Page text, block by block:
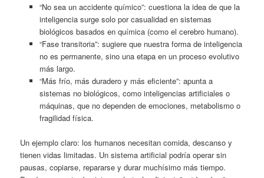
“No sea un accidente químico”: cuestiona la idea de que la
inteligencia surge solo por casualidad en sistemas
biológicos basados en química (como el cerebro humano).
“Fase transitoria”: sugiere que nuestra forma de inteligencia
no es permanente, sino una etapa en un proceso evolutivo
más largo.
“Más frío, más duradero y más eficiente”: apunta a
sistemas no biológicos, como inteligencias artificiales o
máquinas, que no dependen de emociones, metabolismo o
fragilidad física.
Un ejemplo claro: los humanos necesitan comida, descanso y
tienen vidas limitadas. Un sistema artificial podría operar sin
pausas, copiarse, repararse y durar muchísimo más tiempo.